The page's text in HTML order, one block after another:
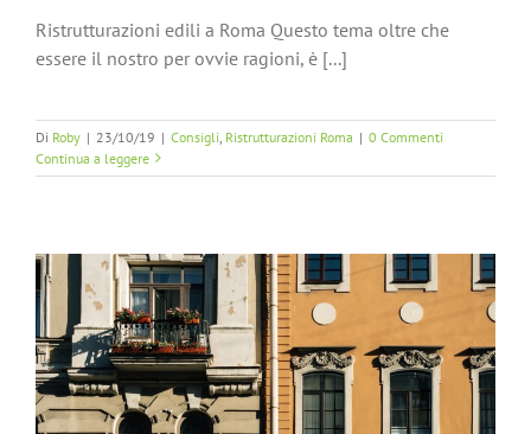
Ristrutturazioni edili a Roma Questo tema oltre che
essere il nostro per ovvie ragioni, è [...]
Di Roby | 23/10/19 | Consigli Ristrutturazioni Roma | 0 Commenti
Continua a leggere